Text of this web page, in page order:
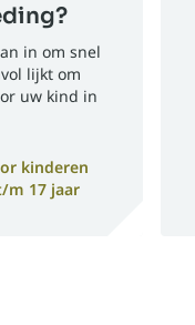
in om snel
lijkt om
uw kind in
kinderen
m 17 jaar